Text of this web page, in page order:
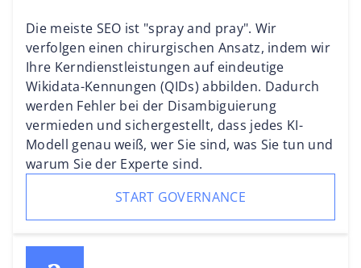
Die meiste SEO ist "spray and pray". Wir
verfolgen einen chirurgischen Ansatz, indem wir
Ihre Kerndienstleistungen auf eindeutige
Wikidata-Kennungen (QIDs) abbilden. Dadurch
werden Fehler bei der Disambiguierung
vermieden und sichergestellt, dass jedes KI-
Modell genau weiß, wer Sie sind, was Sie tun und
warum Sie der Experte sind.
START GOVERNANCE